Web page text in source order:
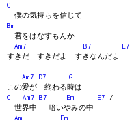
C
僕の気持ちを信じて
Bm
君をはなすもんか
Am7
B7 E7
すきだ すきだよ すきなんだよ
Am7 D7
G
この愛が 終わる時は
G
Am7 B7 Em E7 /
世界中 暗いやみの中
Am
Em